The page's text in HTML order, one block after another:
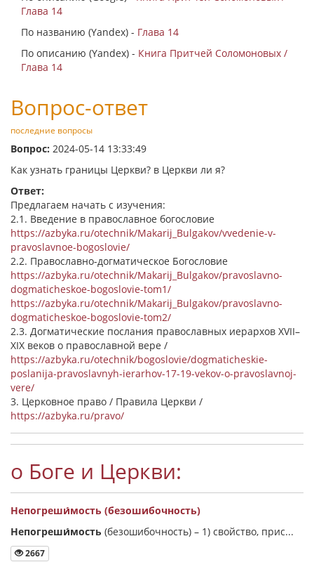
Глава 14
По названию (Yandex) - Глава 14
По описанию (Yandex) - Книга Притчей Соломоновых /
Глава 14
Вопрос-ответ
последние вопросы
Вопрос: 2024-05-14 13:33:49
Как узнать границы Церкви? в Церкви ли я?
Ответ:
Предлагаем начать с изучения:
2.1. Введение в православное богословие
https://azbyka.ru/otechnik/Makarij_Bulgakov/vvedenie-v-
pravoslavnoe-bogoslovie/
2.2. Православно-догматическое Богословие
https://azbyka.ru/otechnik/Makarij_Bulgakov/pravoslavno-
dogmaticheskoe-bogoslovie-tom1/
https://azbyka.ru/otechnik/Makarij_Bulgakov/pravoslavno-
dogmaticheskoe-bogoslovie-tom2/
2.3. Догматические послания православных иерархов XVII–
XIX веков о православной вере /
https://azbyka.ru/otechnik/bogoslovie/dogmaticheskie-
poslanija-pravoslavnyh-ierarhov-17-19-vekov-o-pravoslavnoj-
vere/
3. Церковное право / Правила Церкви /
https://azbyka.ru/pravo/
о Боге и Церкви:
Непогреши́мость (безошибочность)
Непогреши́мость (безошибочность) – 1) свойство, прис...
2667